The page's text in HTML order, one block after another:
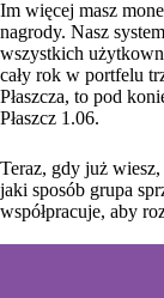
Im więcej masz
nagrody. Nasz
wszystkich
cały rok w portfelu
Płaszcza, to pod
Płaszcz 1.06.
Teraz, gdy już
jaki sposób grupa
współpracuje, aby